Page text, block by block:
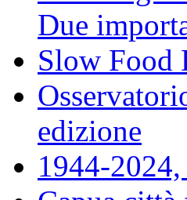
Due
Slow Food
edizione
1944-